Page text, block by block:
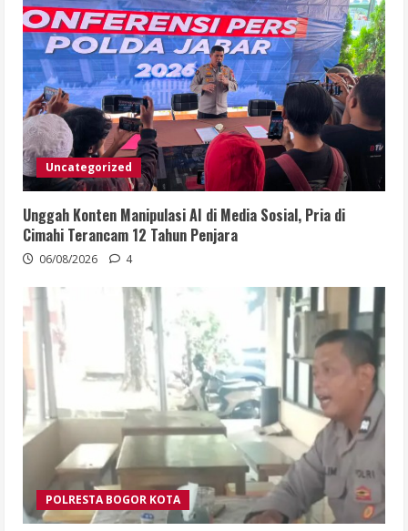
Uncategorized
Unggah Konten Manipulasi AI di Media Sosial, Pria di
Cimahi Terancam 12 Tahun Penjara
06/08/2026 4
POLRESTA BOGOR KOTA